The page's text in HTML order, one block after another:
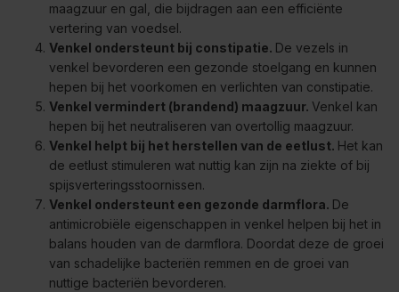
maagzuur en gal, die bijdragen aan een efficiënte
vertering van voedsel.
Venkel ondersteunt bij constipatie. De vezels in
venkel bevorderen een gezonde stoelgang en kunnen
hepen bij het voorkomen en verlichten van constipatie.
Venkel vermindert (brandend) maagzuur. Venkel kan
hepen bij het neutraliseren van overtollig maagzuur.
Venkel helpt bij het herstellen van de eetlust. Het kan
de eetlust stimuleren wat nuttig kan zijn na ziekte of bij
spijsverteringsstoornissen.
Venkel ondersteunt een gezonde darmflora. De
antimicrobiële eigenschappen in venkel helpen bij het in
balans houden van de darmflora. Doordat deze de groei
van schadelijke bacteriën remmen en de groei van
nuttige bacteriën bevorderen.